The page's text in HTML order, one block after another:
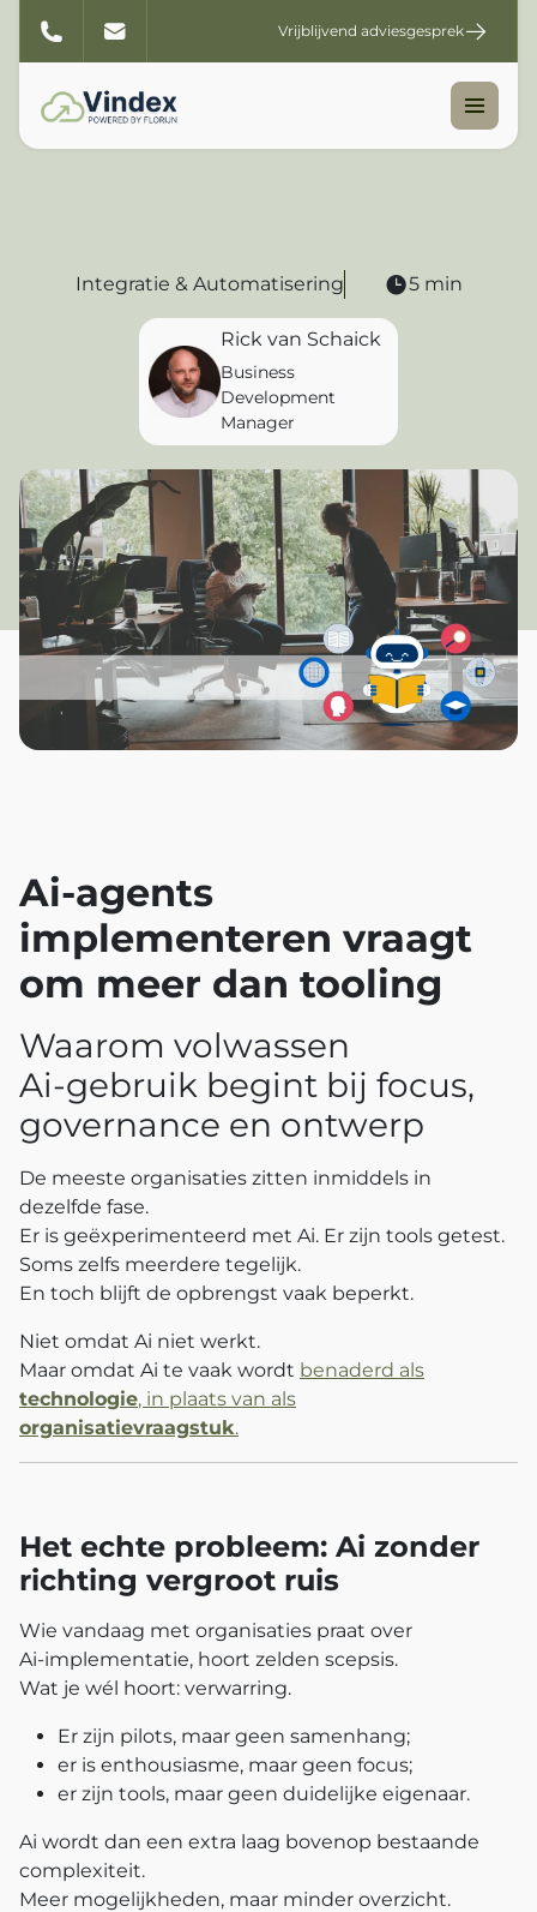
Vrijblijvend adviesgesprek
Integratie & Automatisering 5 min
Rick van Schaick
Business
Development
Manager
Ai‑agents
implementeren vraagt
om meer dan tooling
Waarom volwassen
Ai‑gebruik begint bij focus,
governance en ontwerp
De meeste organisaties zitten inmiddels in
dezelfde fase.
Er is geëxperimenteerd met Ai. Er zijn tools getest.
Soms zelfs meerdere tegelijk.
En toch blijft de opbrengst vaak beperkt.
Niet omdat Ai niet werkt.
Maar omdat Ai te vaak wordt benaderd als
technologie, in plaats van als
organisatievraagstuk.
Het echte probleem: Ai zonder
richting vergroot ruis
Wie vandaag met organisaties praat over
Ai‑implementatie, hoort zelden scepsis.
Wat je wél hoort: verwarring.
Er zijn pilots, maar geen samenhang;
er is enthousiasme, maar geen focus;
er zijn tools, maar geen duidelijke eigenaar.
Ai wordt dan een extra laag bovenop bestaande
complexiteit.
Meer mogelijkheden, maar minder overzicht.